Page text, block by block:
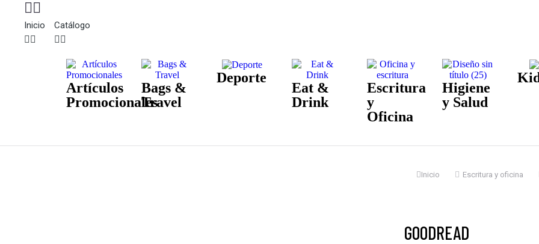
Inicio Catálogo
Artículos
Promocionales
Bags &
Travel
Deporte
Eat &
Drink
Escritura
y
Oficina
Higiene
y Salud
Estás aquí:
Inicio Escritura y oficina
GOODREAD